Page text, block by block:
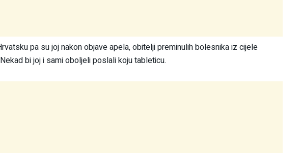
pa su joj nakon objave apela, obitelji preminulih bolesnika iz cijele
bi joj i sami oboljeli poslali koju tableticu.